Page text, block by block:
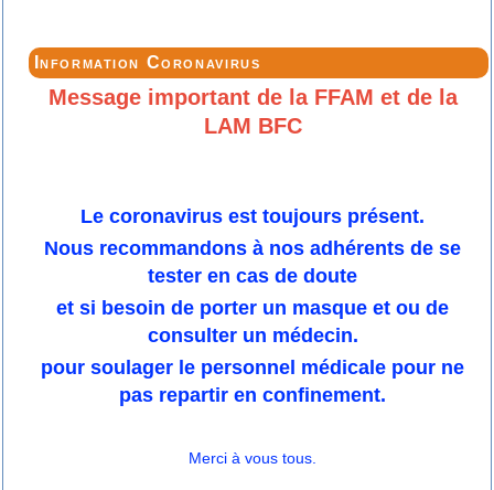
Information Coronavirus
Message important de la FFAM et de la
LAM BFC
Le coronavirus est toujours présent.
Nous recommandons à nos adhérents de se
tester en cas de doute
et si besoin de porter un masque et ou de
consulter un médecin.
pour soulager le personnel médicale pour ne
pas repartir en confinement.
Merci à vous tous.